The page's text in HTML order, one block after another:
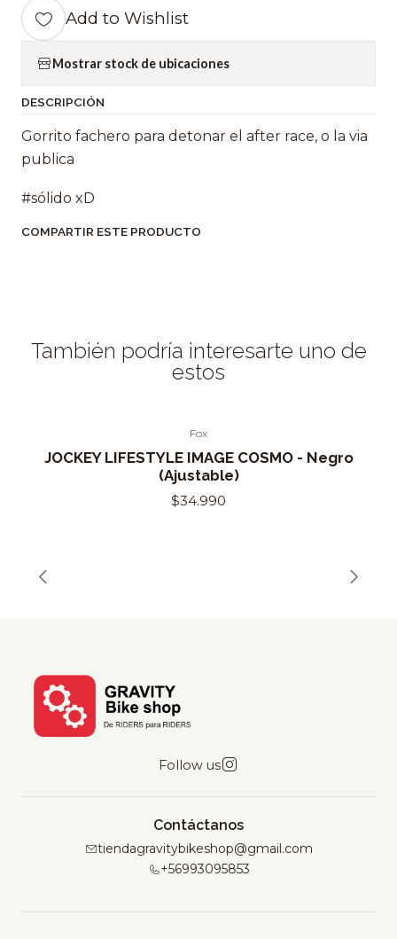
Add to Wishlist
Mostrar stock de ubicaciones
DESCRIPCIÓN
Gorrito fachero para detonar el after race, o la via
publica
#sólido xD
COMPARTIR ESTE PRODUCTO
También podría interesarte uno de
estos
Fox
JOCKEY LIFESTYLE IMAGE COSMO - Negro
(Ajustable)
$34.990
Follow us
Contáctanos
tiendagravitybikeshop@gmail.com
+56993095853